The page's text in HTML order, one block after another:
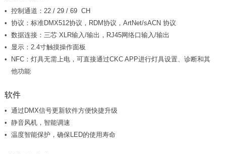
控制通道：22 / 29 / 69 CH
协议：标准DMX512协议，RDM协议，ArtNet/sACN 协议
数据连接：三芯 XLR输入/输出，RJ45网络口输入/输出
显示：2.4寸触摸操作面板
他功能
软件
通过DMX信号更新软件方便快捷升级
静音风机，智能调速
温度智能保护，确保LED的使用寿命